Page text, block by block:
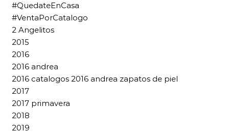
#QuedateEnCasa
#VentaPorCatalogo
2 Angelitos
2015
2016
2016 andrea
2016 catalogos 2016 andrea zapatos de piel
2017
2017 primavera
2018
2019